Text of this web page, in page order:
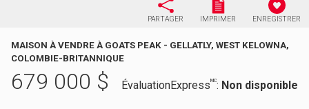
PARTAGER IMPRIMER ENREGISTRER
MAISON À VENDRE À GOATS PEAK - GELLATLY, WEST KELOWNA,
COLOMBIE-BRITANNIQUE
679 000 $ ÉvaluationExpressMC: Non disponible